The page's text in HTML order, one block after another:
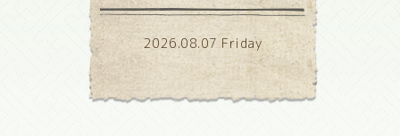
2026.08.07 Friday